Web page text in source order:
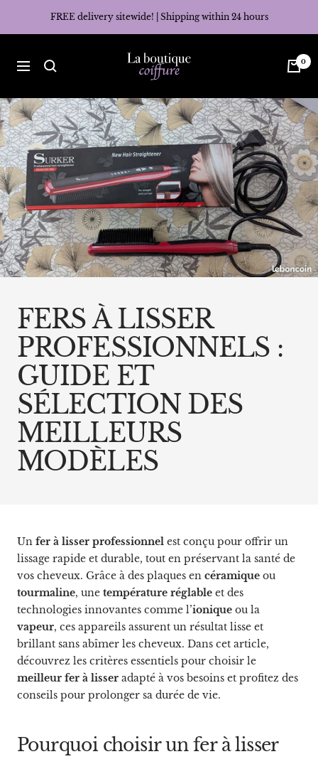
FREE delivery sitewide! | Shipping within 24 hours
Navigation
La
Boutique
0
FERS À LISSER
PROFESSIONNELS :
GUIDE ET
SÉLECTION DES
MEILLEURS
MODÈLES
Un fer à lisser professionnel est conçu pour offrir un
lissage rapide et durable, tout en préservant la santé de
vos cheveux. Grâce à des plaques en céramique ou
tourmaline, une température réglable et des
technologies innovantes comme l’ionique ou la
vapeur, ces appareils assurent un résultat lisse et
brillant sans abîmer les cheveux. Dans cet article,
découvrez les critères essentiels pour choisir le
meilleur fer à lisser adapté à vos besoins et profitez des
conseils pour prolonger sa durée de vie.
Pourquoi choisir un fer à lisser